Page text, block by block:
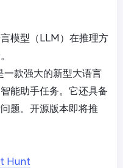
模型（LLM）在推理方
一款强大的新型大语言
能助手任务。它还具备
题。开源版本即将推
Hunt